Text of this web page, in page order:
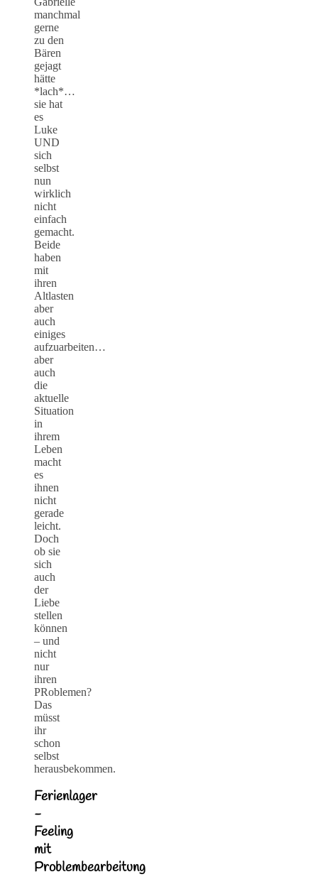
manchmal
gerne
zu den
Bären
gejagt
hätte
*lach*…
sie hat
es
Luke
UND
sich
selbst
nun
wirklich
nicht
einfach
gemacht.
Beide
haben
mit
ihren
Altlasten
aber
auch
einiges
aufzuarbeiten…
aber
auch
die
aktuelle
Situation
in
ihrem
Leben
macht
es
ihnen
nicht
gerade
leicht.
Doch
ob sie
sich
auch
der
Liebe
stellen
können
– und
nicht
nur
ihren
PRoblemen?
Das
müsst
ihr
schon
selbst
herausbekommen.
Ferienlager
-
Feeling
mit
Problembearbeitung